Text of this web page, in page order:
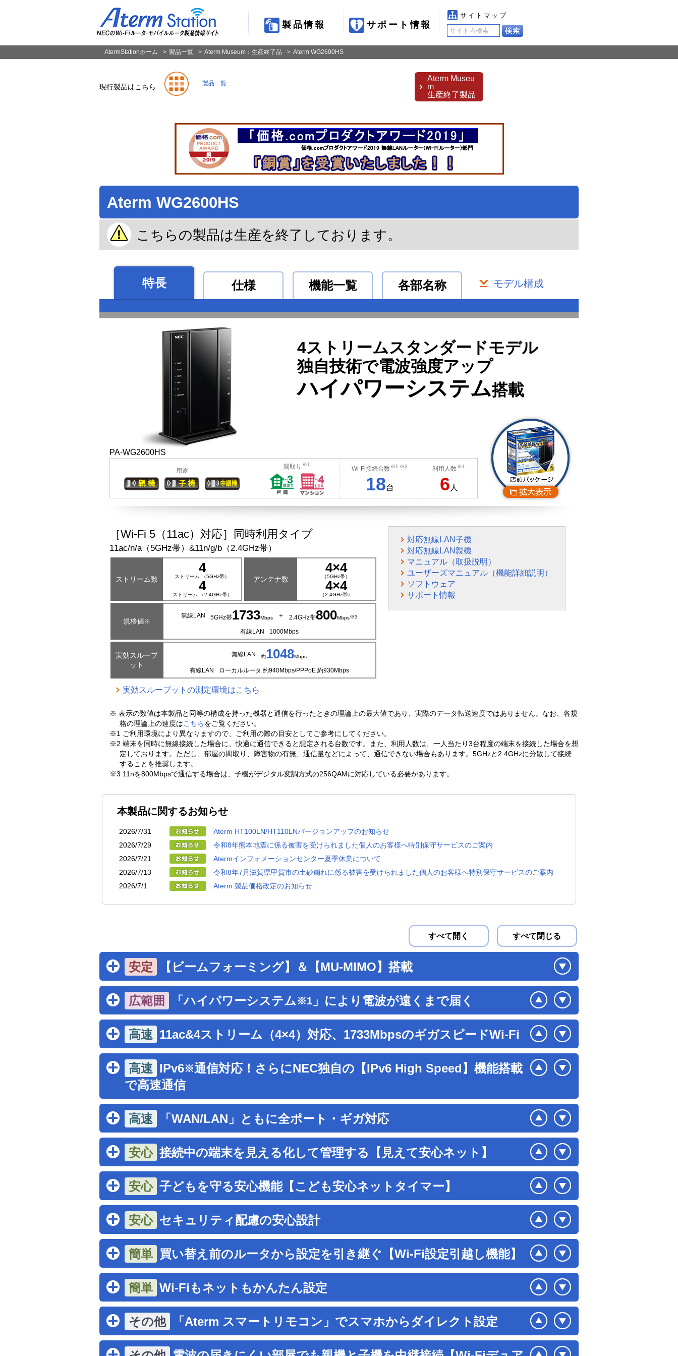
製品情報 サポート情報
サイトマップ
AtermStationホーム 製品一覧 Aterm Museum：生産終了品 Aterm WG2600HS
現行製品はこちら 製品一覧
Aterm Museu
m
生産終了製品
Aterm WG2600HS
こちらの製品は生産を終了しております。
特長 仕様 機能一覧 各部名称 モデル構成
PA-WG2600HS
4ストリームスタンダードモデル
独自技術で電波強度アップ
ハイパワーシステム搭載
用途
間取り ※1
Wi-Fi接続台数 ※1 ※2
18台
利用人数 ※1
6 人
［Wi-Fi 5（11ac）対応］同時利用タイプ
11ac/n/a（5GHz帯）&11n/g/b（2.4GHz帯）
ストリーム数
4
ストリーム （5GHz帯）
4
ストリーム （2.4GHz帯）
アンテナ数
4×4
（5GHz帯）
4×4
（2.4GHz帯）
規格値※
無線LAN 5GHz帯1733Mbps ＋ 2.4GHz帯800Mbps※3
有線LAN 1000Mbps
実効スループ
ット
無線LAN 約1048Mbps
有線LAN ローカルルータ 約940Mbps/PPPoE 約930Mbps
実効スループットの測定環境はこちら
対応無線LAN子機
対応無線LAN親機
マニュアル（取扱説明）
ユーザーズマニュアル（機能詳細説明）
ソフトウェア
サポート情報
※ 表示の数値は本製品と同等の構成を持った機器と通信を行ったときの理論上の最大値であり、実際のデータ転送速度ではありません。なお、各規
格の理論上の速度はこちらをご覧ください。
※1 ご利用環境により異なりますので、ご利用の際の目安としてご参考にしてください。
※2 端末を同時に無線接続した場合に、快適に通信できると想定される台数です。また、利用人数は、一人当たり3台程度の端末を接続した場合を想
定しております。ただし、部屋の間取り、障害物の有無、通信量などによって、通信できない場合もあります。5GHzと2.4GHzに分散して接続
することを推奨します。
※3 11nを800Mbpsで通信する場合は、子機がデジタル変調方式の256QAMに対応している必要があります。
本製品に関するお知らせ
2026/7/31
Aterm HT100LN/HT110LNバージョンアップのお知らせ
2026/7/29
令和8年熊本地震に係る被害を受けられました個人のお客様へ特別保守サービスのご案内
2026/7/21
Atermインフォメーションセンター夏季休業について
2026/7/13
令和8年7月滋賀県甲賀市の土砂崩れに係る被害を受けられました個人のお客様へ特別保守サービスのご案内
2026/7/1
Aterm 製品価格改定のお知らせ
すべて閉じる
すべて開く
【ビームフォーミング】＆【MU-MIMO】搭載
「ハイパワーシステム※1」により電波が遠くまで届く
11ac&4ストリーム（4×4）対応、1733MbpsのギガスピードWi-Fi
IPv6※通信対応！さらにNEC独自の【IPv6 High Speed】機能搭載
で高速通信
「WAN/LAN」ともに全ポート・ギガ対応
接続中の端末を見える化して管理する【見えて安心ネット】
子どもを守る安心機能【こども安心ネットタイマー】
セキュリティ配慮の安心設計
買い替え前のルータから設定を引き継ぐ【Wi-Fi設定引越し機能】
Wi-Fiもネットもかんたん設定
「Aterm スマートリモコン」でスマホからダイレクト設定